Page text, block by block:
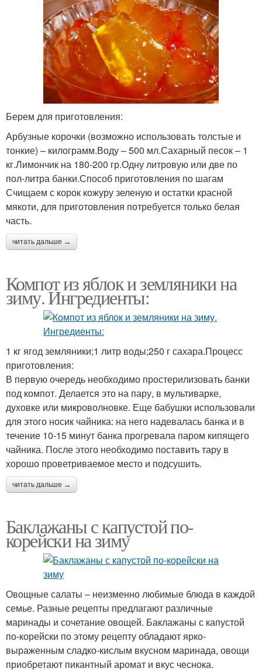
Берем для приготовления:
Арбузные корочки (возможно использовать толстые и
тонкие) – килограмм.Воду – 500 мл.Сахарный песок – 1
кг.Лимончик на 180-200 гр.Одну литровую или две по
пол-литра банки.Способ приготовления по шагам
Счищаем с корок кожуру зеленую и остатки красной
мякоти, для приготовления потребуется только белая
часть.
читать дальше →
Компот из яблок и земляники на
зиму. Ингредиенты:
1 кг ягод земляники;1 литр воды;250 г сахара.Процесс
приготовления:
В первую очередь необходимо простерилизовать банки
под компот. Делается это на пару, в мультиварке,
духовке или микроволновке. Еще бабушки использовали
для этого носик чайника: на него надевалась банка и в
течение 10-15 минут банка прогревала паром кипящего
чайника. После этого необходимо поставить тару в
хорошо проветриваемое место и подсушить.
читать дальше →
Баклажаны с капустой по-
корейски на зиму
Овощные салаты – неизменно любимые блюда в каждой
семье. Разные рецепты предлагают различные
маринады и сочетание овощей. Баклажаны с капустой
по-корейски по этому рецепту обладают ярко-
выраженным сладко-кислым вкусном маринада, овощи
приобретают пикантный аромат и вкус чеснока.